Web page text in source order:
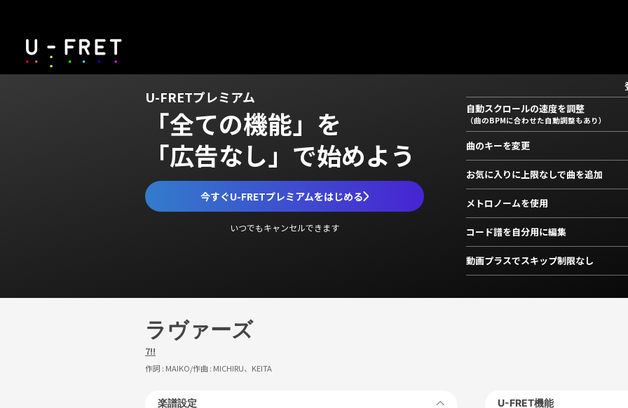
U-FRETプレミアム
「全ての機能」を
「広告なし」で始めよう
今すぐU-FRETプレミアムをはじめる
いつでもキャンセルできます
自動スクロールの速度を調整
（曲のBPMに合わせた自動調整もあり）
曲のキーを変更
お気に入りに上限なしで曲を追加
メトロノームを使用
コード譜を自分用に編集
動画プラスでスキップ制限なし
ラヴァーズ
7!!
作詞 : MAIKO/作曲 : MICHIRU、KEITA
楽譜設定 U-FRET機能